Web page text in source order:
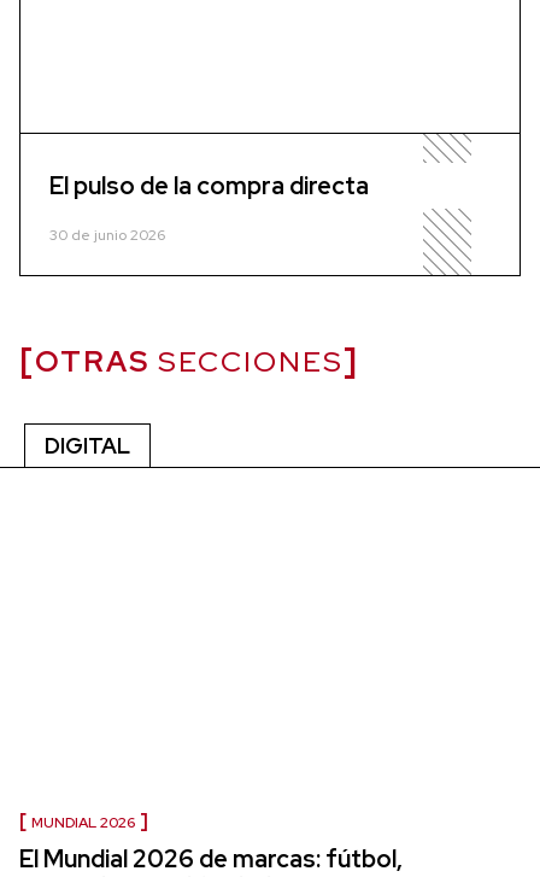
El pulso de la compra directa
30 de junio 2026
OTRAS SECCIONES
DIGITAL
MUNDIAL 2026
El Mundial 2026 de marcas: fútbol,